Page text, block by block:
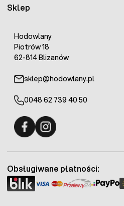
Sklep
Hodowlany
Piotrów 18
62-814 Blizanów
sklep@hodowlany.pl
0048 62 739 40 50
Obsługiwane płatności: